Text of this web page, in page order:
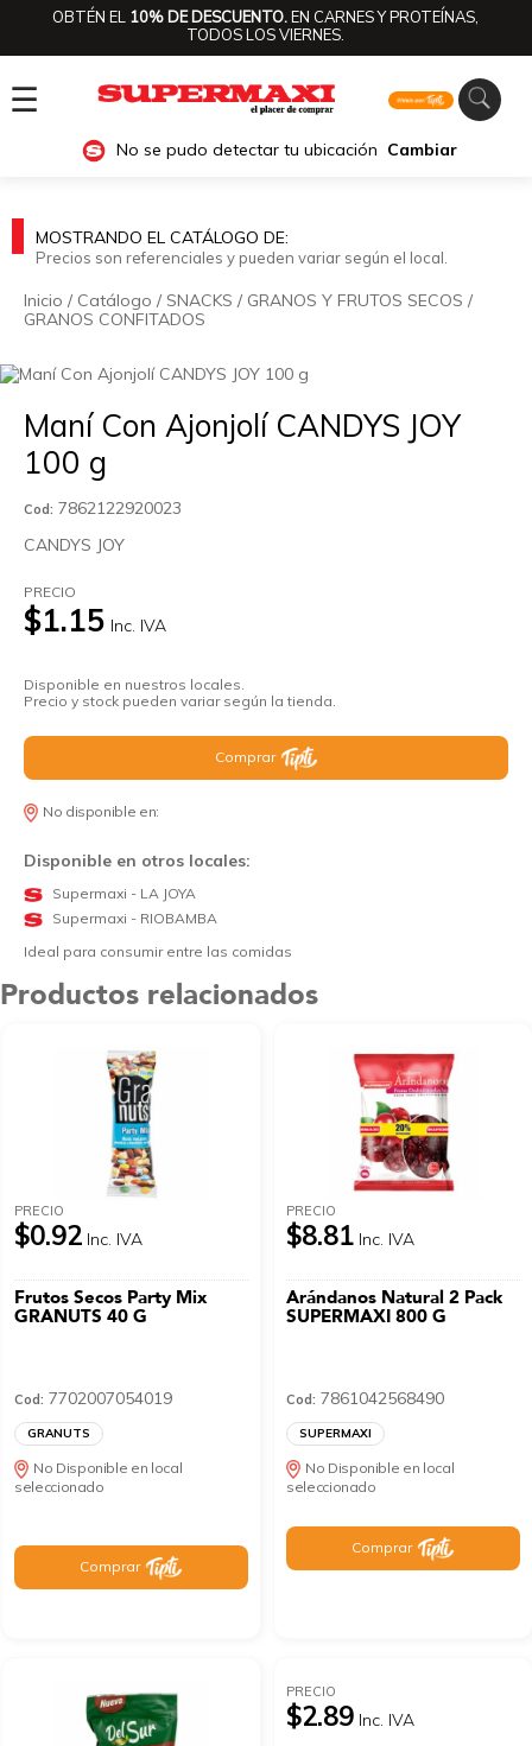
OBTÉN EL 10% DE DESCUENTO.EN CARNES Y PROTEÍNAS,
TODOS LOS VIERNES.
☰
No se pudo detectar tu ubicación Cambiar
MOSTRANDO EL CATÁLOGO DE:
Precios son referenciales y pueden variar según el local.
Inicio / Catálogo / SNACKS / GRANOS Y FRUTOS SECOS /
GRANOS CONFITADOS
Maní Con Ajonjolí CANDYS JOY
100 g
Cod: 7862122920023
CANDYS JOY
PRECIO
$1.15 Inc. IVA
Disponible en nuestros locales.
Precio y stock pueden variar según la tienda.
Comprar
No disponible en:
Disponible en otros locales:
Supermaxi - LA JOYA
Supermaxi - RIOBAMBA
Ideal para consumir entre las comidas
Productos relacionados
PRECIO
$0.92 Inc. IVA
Frutos Secos Party Mix
GRANUTS 40 G
Cod: 7702007054019
GRANUTS
No Disponible en local
seleccionado
Comprar
PRECIO
$8.81 Inc. IVA
Arándanos Natural 2 Pack
SUPERMAXI 800 G
Cod: 7861042568490
SUPERMAXI
No Disponible en local
seleccionado
Comprar
PRECIO
$2.89 Inc. IVA